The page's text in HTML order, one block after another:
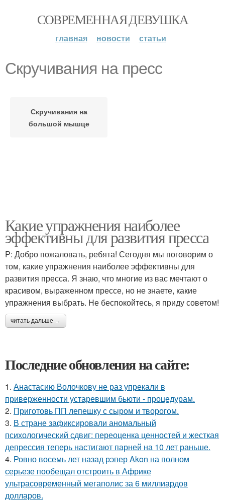
СОВРЕМЕННАЯ ДЕВУШКА
главная новости статьи
Скручивания на пресс
Скручивания на
большой мышце
Какие упражнения наиболее
эффективны для развития пресса
P: Добро пожаловать, ребята! Сегодня мы поговорим о
том, какие упражнения наиболее эффективны для
развития пресса. Я знаю, что многие из вас мечтают о
красивом, выраженном прессе, но не знаете, какие
упражнения выбрать. Не беспокойтесь, я приду советом!
читать дальше →
Последние обновления на сайте:
1. Анастасию Волочкову не раз упрекали в
приверженности устаревшим бьюти - процедурам.
2. Приготовь ПП лепешку с сыром и творогом.
3. В стране зафиксировали аномальный
психологический сдвиг: переоценка ценностей и жесткая
депрессия теперь настигают парней на 10 лет раньше.
4. Ровно восемь лет назад рэпер Akon на полном
серьезе пообещал отстроить в Африке
ультрасовременный мегаполис за 6 миллиардов
долларов.